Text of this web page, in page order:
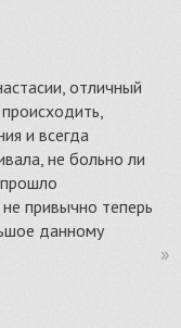
отличный
и всегда
не больно ли
привычно теперь
данному